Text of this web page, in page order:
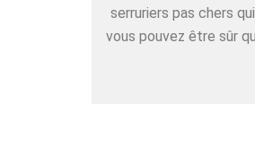
serruriers pas chers
vous pouvez être sûr